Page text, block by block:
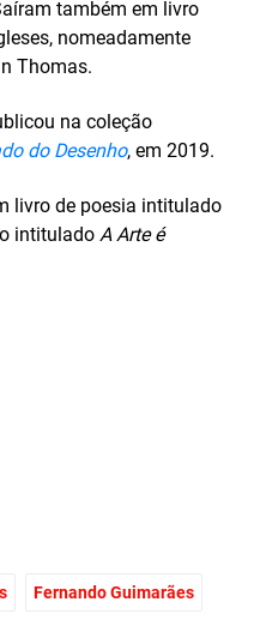
também em livro
nomeadamente
Thomas.
na coleção
do Desenho, em 2019.
livro de poesia intitulado
intitulado A Arte é
Fernando Guimarães